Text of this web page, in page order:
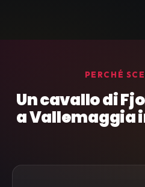
PERCHÉ
Un cavallo di
a Vallemaggia